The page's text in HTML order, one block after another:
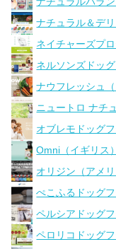
ナチュラル＆デ
ネイチャーズプ
ネルソンズドッ
ナウフレッシュ（
ニュートロ ナチ
オブレモドッグフ
Omni（イギリス）
オリジン（アメリ
ぺこふるドッグフ
ペルシアドッグフ
ペロリコドッグ